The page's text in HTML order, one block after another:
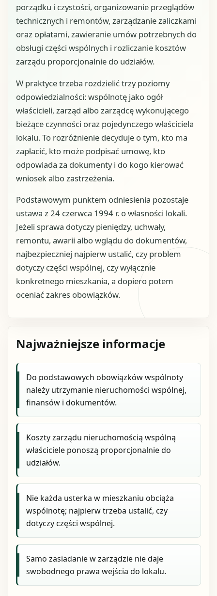
porządku i czystości, organizowanie przeglądów
technicznych i remontów, zarządzanie zaliczkami
oraz opłatami, zawieranie umów potrzebnych do
obsługi części wspólnych i rozliczanie kosztów
zarządu proporcjonalnie do udziałów.
W praktyce trzeba rozdzielić trzy poziomy
odpowiedzialności: wspólnotę jako ogół
właścicieli, zarząd albo zarządcę wykonującego
bieżące czynności oraz pojedynczego właściciela
lokalu. To rozróżnienie decyduje o tym, kto ma
zapłacić, kto może podpisać umowę, kto
odpowiada za dokumenty i do kogo kierować
wniosek albo zastrzeżenia.
Podstawowym punktem odniesienia pozostaje
ustawa z 24 czerwca 1994 r. o własności lokali.
Jeżeli sprawa dotyczy pieniędzy, uchwały,
remontu, awarii albo wglądu do dokumentów,
najbezpieczniej najpierw ustalić, czy problem
dotyczy części wspólnej, czy wyłącznie
konkretnego mieszkania, a dopiero potem
oceniać zakres obowiązków.
Najważniejsze informacje
Do podstawowych obowiązków wspólnoty
należy utrzymanie nieruchomości wspólnej,
finansów i dokumentów.
Koszty zarządu nieruchomością wspólną
właściciele ponoszą proporcjonalnie do
udziałów.
Nie każda usterka w mieszkaniu obciąża
wspólnotę; najpierw trzeba ustalić, czy
dotyczy części wspólnej.
Samo zasiadanie w zarządzie nie daje
swobodnego prawa wejścia do lokalu.